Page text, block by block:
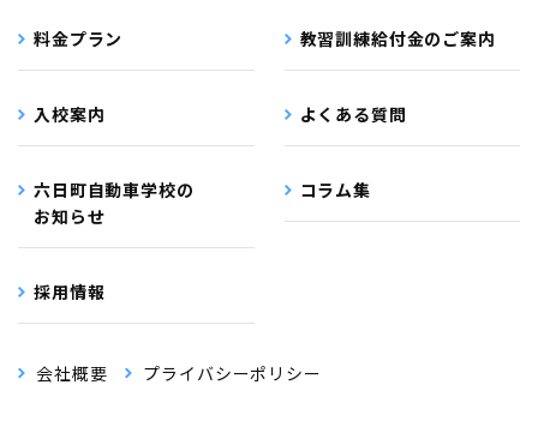
料金プラン 教習訓練給付金のご案内
入校案内 よくある質問
六日町自動車学校の
お知らせ
コラム集
採用情報
会社概要 プライバシーポリシー